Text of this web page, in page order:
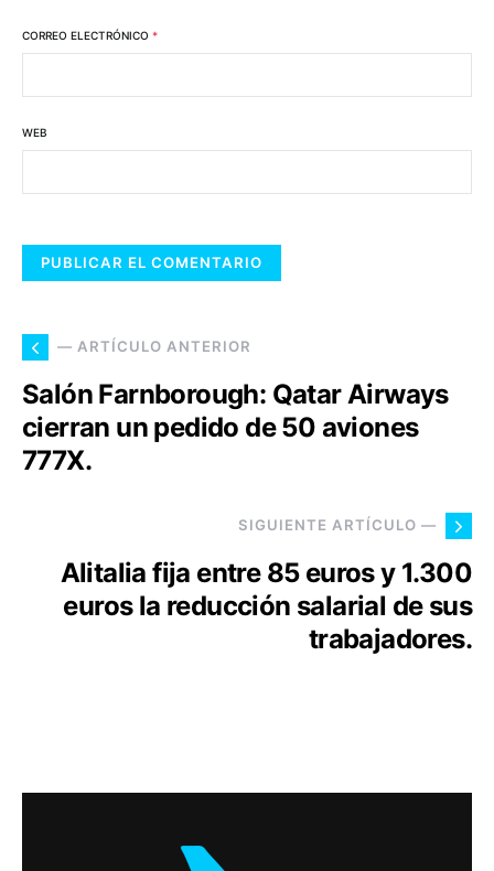
CORREO ELECTRÓNICO *
WEB
— ARTÍCULO ANTERIOR
Salón Farnborough: Qatar Airways
cierran un pedido de 50 aviones
777X.
SIGUIENTE ARTÍCULO —
Alitalia fija entre 85 euros y 1.300
euros la reducción salarial de sus
trabajadores.